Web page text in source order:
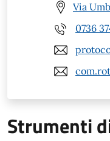
Via
0736
Strumenti